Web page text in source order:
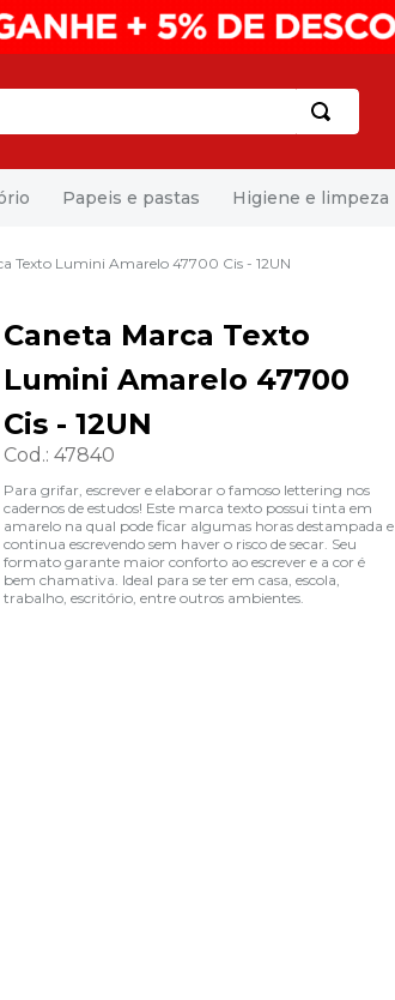
Papeis e pastas Higiene e limpeza
Texto Lumini Amarelo 47700 Cis - 12UN
Caneta Marca Texto
Lumini Amarelo 47700
Cis - 12UN
Cod.:47840
Para grifar, escrever e elaborar o famoso lettering nos
cadernos de estudos! Este marca texto possui tinta em
amarelo na qual pode ficar algumas horas destampada e
continua escrevendo sem haver o risco de secar. Seu
formato garante maior conforto ao escrever e a cor é
bem chamativa. Ideal para se ter em casa, escola,
trabalho, escritório, entre outros ambientes.